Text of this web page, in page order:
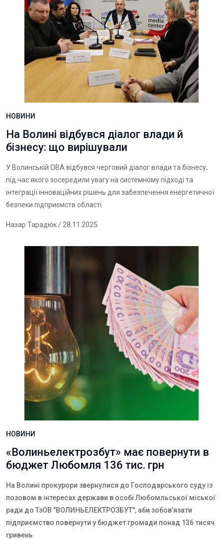
НОВИНИ
На Волині відбувся діалог влади й
бізнесу: що вирішували
У Волинській ОВА відбувся черговий діалог влади та бізнесу,
під час якого зосередили увагу на системному підході та
інтеграції інноваційних рішень для забезпечення енергетичної
безпеки підприємств області
Назар Тарадюк/ 28.11.2025
НОВИНИ
«Волиньелектрозбут» має повернути в
бюджет Любомля 136 тис. грн
На Волині прокурори звернулися до Господарського суду із
позовом в інтересах держави в особі Любомльської міської
ради до ТзОВ "ВОЛИНЬЕЛЕКТРОЗБУТ", аби зобов'язати
підприємство повернути у бюджет громади понад 136 тисяч
гривень